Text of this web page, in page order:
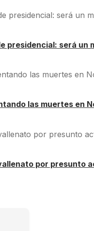
presidencial: será un
las muertes en
por presunto